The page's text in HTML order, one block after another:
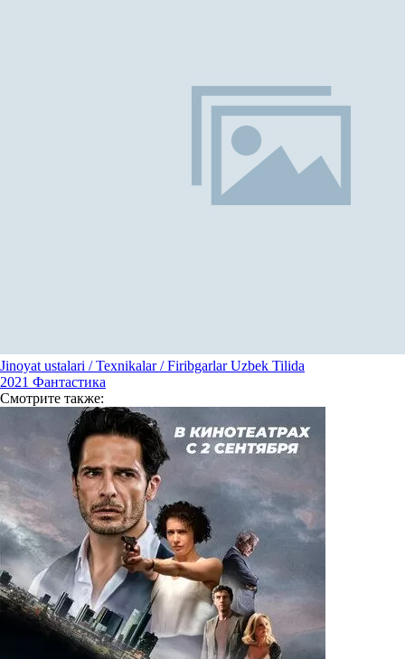
Jinoyat ustalari / Texnikalar / Firibgarlar Uzbek Tilida
2021 Фантастика
Смотрите также: